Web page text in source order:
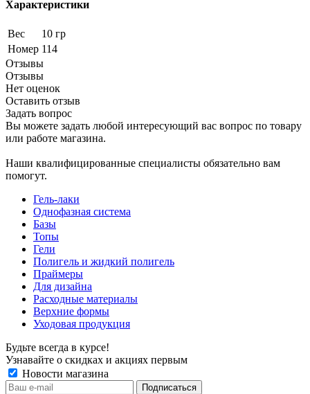
Характеристики
Вес
10 гр
Номер 114
Отзывы
Отзывы
Нет оценок
Оставить отзыв
Задать вопрос
Вы можете задать любой интересующий вас вопрос по товару
или работе магазина.
Наши квалифицированные специалисты обязательно вам
помогут.
Гель-лаки
Однофазная система
Базы
Топы
Гели
Полигель и жидкий полигель
Праймеры
Для дизайна
Расходные материалы
Верхние формы
Уходовая продукция
Будьте всегда в курсе!
Узнавайте о скидках и акциях первым
Новости магазина